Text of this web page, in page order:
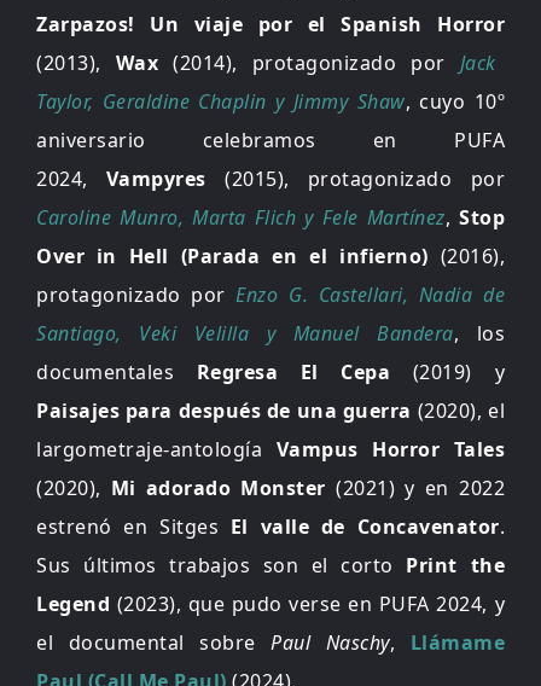
Zarpazos! Un viaje por el Spanish Horror
(2013), Wax (2014), protagonizado por Jack
Taylor, Geraldine Chaplin y Jimmy Shaw, cuyo 10º
aniversario celebramos en PUFA
2024, Vampyres (2015), protagonizado por
Caroline Munro, Marta Flich y Fele Martínez, Stop
Over in Hell (Parada en el infierno) (2016),
protagonizado porEnzo G. Castellari, Nadia de
Santiago, Veki Velilla y Manuel Bandera, los
documentales ​Regresa El Cepa (2019) y
Paisajes para después de una guerra (2020), el
largometraje-antología Vampus Horror Tales
(2020), Mi adorado Monster (2021) y en 2022
estrenó en Sitges El valle de Concavenator.
Sus últimos trabajos son el corto Print the
Legend (2023), que pudo verse en PUFA 2024, y
el documental sobre Paul Naschy, Llámame